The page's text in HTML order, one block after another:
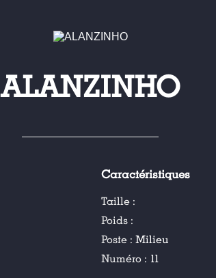
ALANZINHO
Caractéristiques
Taille :
Poids :
Poste :Milieu
Numéro : 11